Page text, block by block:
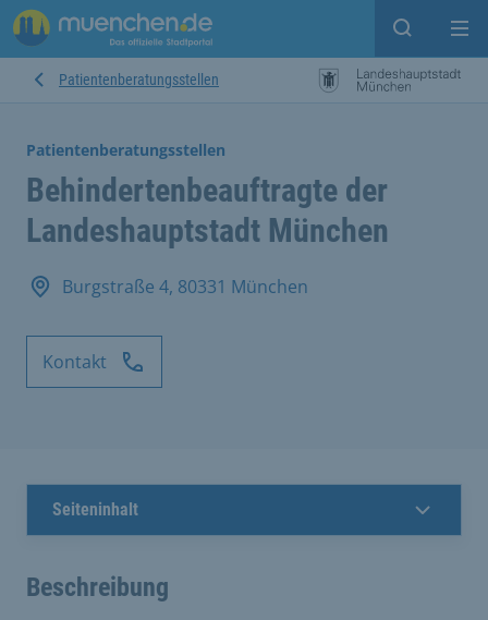
Suche
Patientenberatungsstellen
Patientenberatungsstellen
Behindertenbeauftragte der
Landeshauptstadt München
Burgstraße 4, 80331 München
Kontakt
Seiteninhalt
Beschreibung